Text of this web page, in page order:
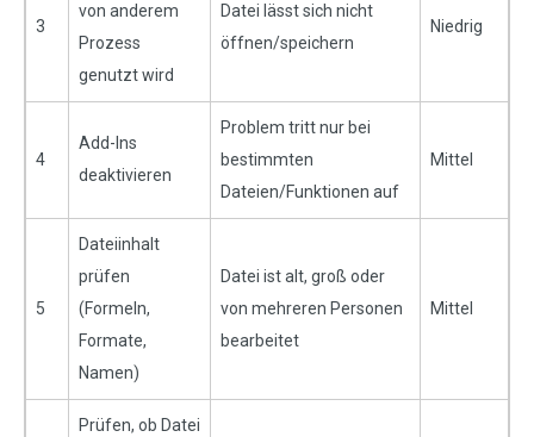
3
von anderem
Prozess
genutzt wird
Datei lässt sich nicht
öffnen/speichern
Niedrig
4
Add-Ins
deaktivieren
Problem tritt nur bei
bestimmten
Dateien/Funktionen auf
Mittel
5
Dateiinhalt
prüfen
(Formeln,
Formate,
Namen)
Datei ist alt, groß oder
von mehreren Personen
bearbeitet
Mittel
Prüfen, ob Datei